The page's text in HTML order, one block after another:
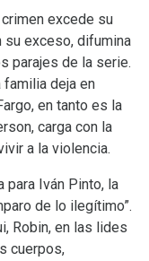
excede su
su exceso, difumina
parajes de la serie.
deja en
en tanto es la
carga con la
a la violencia.
para Iván Pinto, la
de lo ilegítimo”.
Robin, en las lides
cuerpos,